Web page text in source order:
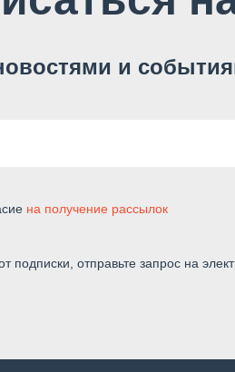
и
на получение рассылок
подписки, отправьте запрос на